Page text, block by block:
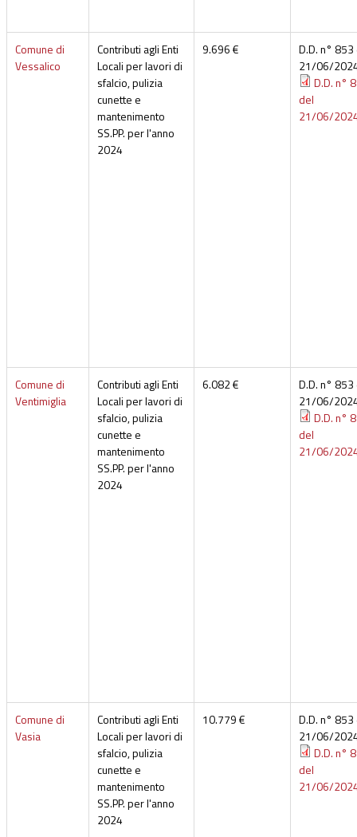
Comune di
Vessalico
Contributi agli Enti
Locali per lavori di
sfalcio, pulizia
cunette e
mantenimento
SS.PP. per l'anno
2024
9.696 €
D.D. n°
21/06/
D.D. n°
del
21/06/
Comune di
Ventimiglia
Contributi agli Enti
Locali per lavori di
sfalcio, pulizia
cunette e
mantenimento
SS.PP. per l'anno
2024
6.082 €
D.D. n°
21/06/
D.D. n°
del
21/06/
Comune di
Vasia
Contributi agli Enti
Locali per lavori di
sfalcio, pulizia
cunette e
mantenimento
SS.PP. per l'anno
2024
10.779 €
D.D. n°
21/06/
D.D. n°
del
21/06/